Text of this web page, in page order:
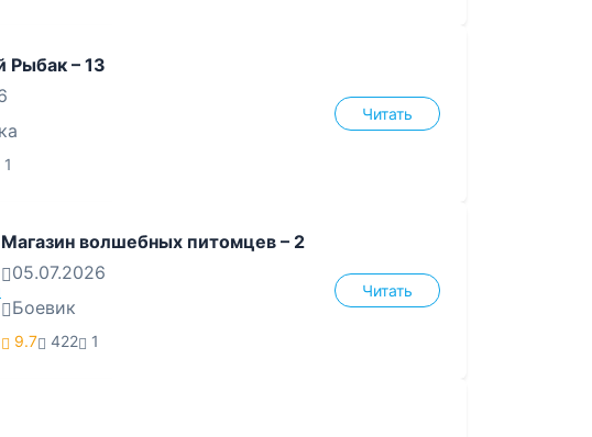
Рыбак – 13
1
Читать
Магазин волшебных питомцев – 2
05.07.2026
Боевик
9.7 422 1
Читать